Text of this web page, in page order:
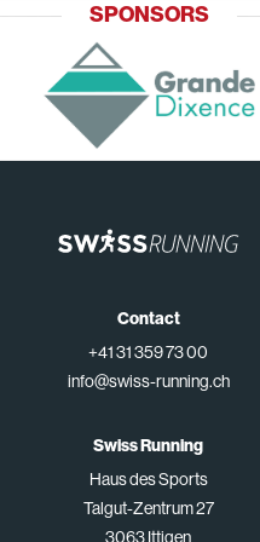
SPONSORS
Contact
+41 31 359 73 00
info@swiss-running.ch
Swiss Running
Haus des Sports
Talgut-Zentrum 27
3063 Ittigen